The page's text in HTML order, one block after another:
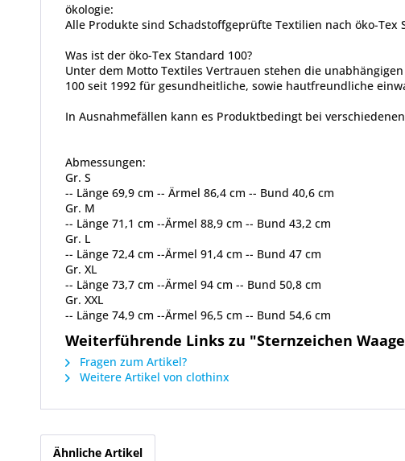
ökologie:
Alle Produkte sind Schadstoffgeprüfte Textilien nach öko-Tex
Was ist der öko-Tex Standard 100?
Unter dem Motto Textiles Vertrauen stehen die
100 seit 1992 für gesundheitliche, sowie hautfreundliche
In Ausnahmefällen kann es Produktbedingt bei
Abmessungen:
Gr. S
-- Länge 69,9 cm -- Ärmel 86,4 cm -- Bund 40,6 cm
Gr. M
-- Länge 71,1 cm --Ärmel 88,9 cm -- Bund 43,2 cm
Gr. L
-- Länge 72,4 cm --Ärmel 91,4 cm -- Bund 47 cm
Gr. XL
-- Länge 73,7 cm --Ärmel 94 cm -- Bund 50,8 cm
Gr. XXL
-- Länge 74,9 cm --Ärmel 96,5 cm -- Bund 54,6 cm
Weiterführende Links zu "Sternzeichen
Fragen zum Artikel?
Weitere Artikel von clothinx
Ähnliche Artikel